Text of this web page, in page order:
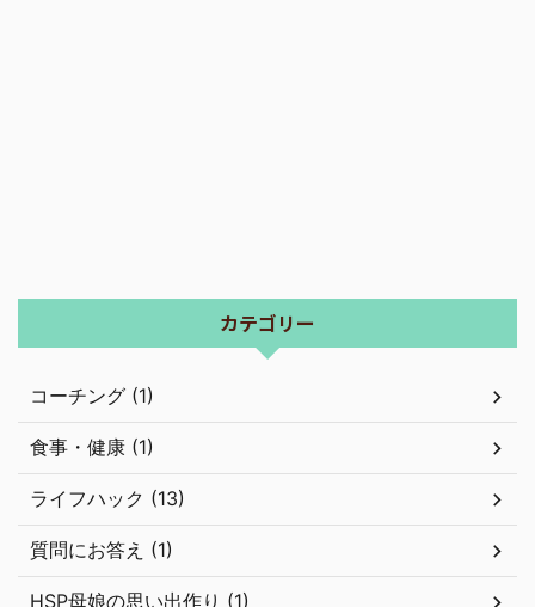
食事・健康 (1)
ライフハック (13)
質問にお答え (1)
HSP母娘の思い出作り (1)
HSP (34)